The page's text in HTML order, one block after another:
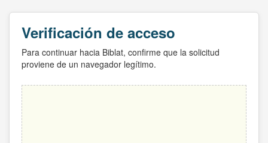
Verificación de acceso
Para continuar hacia Biblat, confirme que la solicitud
proviene de un navegador legítimo.